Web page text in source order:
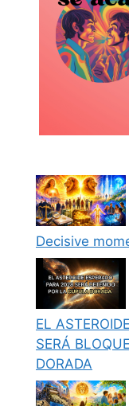
Decisive
EL
SERÁ
DORADA